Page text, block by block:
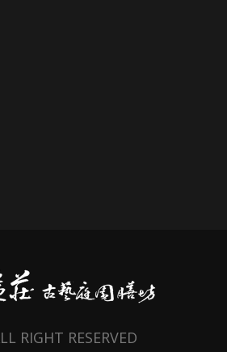
RIGHT RESERVED